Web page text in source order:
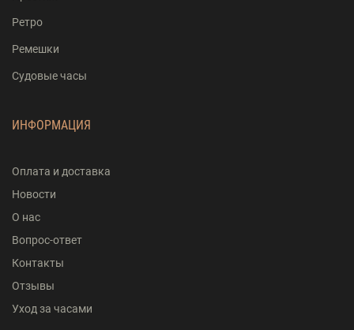
Ретро
Ремешки
Судовые часы
ИНФОРМАЦИЯ
Оплата и доставка
Новости
О нас
Вопрос-ответ
Контакты
Отзывы
Уход за часами